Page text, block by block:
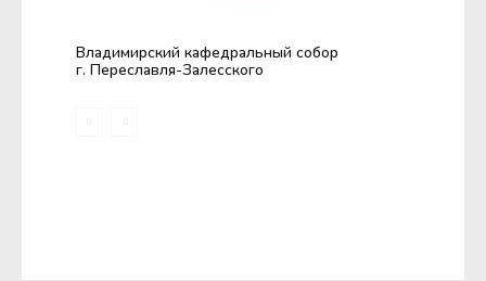
Владимирский кафедральный собор
г. Переславля-Залесского